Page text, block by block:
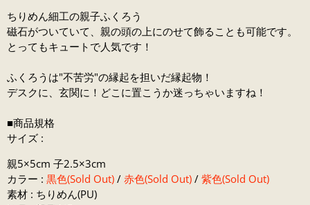
ちりめん細工の親子ふくろう
磁石がついていて、親の頭の上にのせて飾ることも可能です。
とってもキュートで人気です！
ふくろうは"不苦労"の縁起を担いだ縁起物！
デスクに、玄関に！どこに置こうか迷っちゃいますね！
■商品規格
サイズ :
親5×5cm 子2.5×3cm
カラー : 黒色(Sold Out) / 赤色(Sold Out) / 紫色(Sold Out)
素材 : ちりめん(PU)